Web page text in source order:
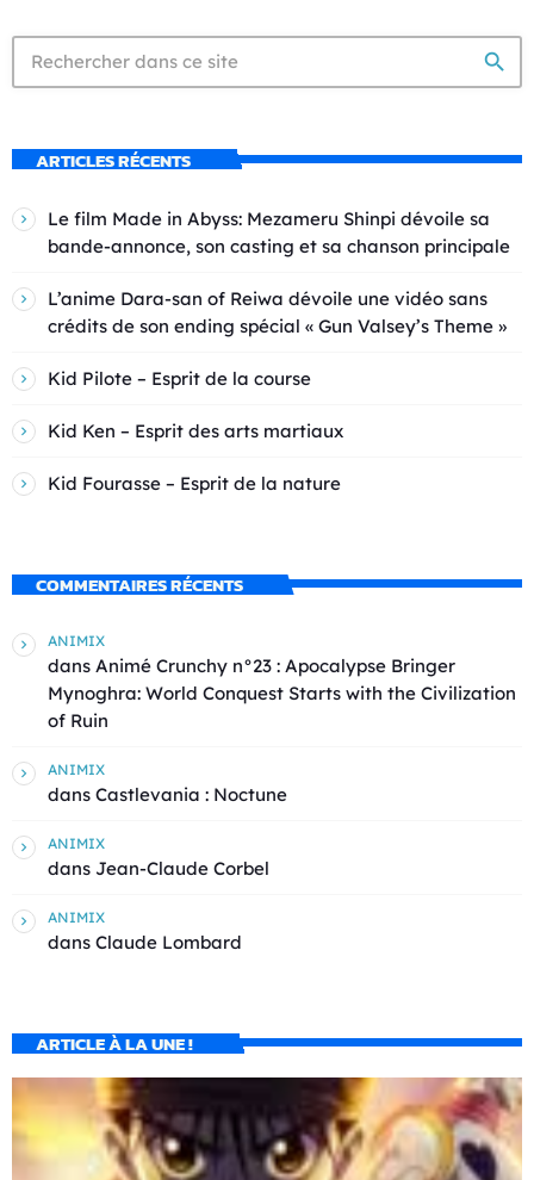
search
ARTICLES RÉCENTS
Le film Made in Abyss: Mezameru Shinpi dévoile sa
bande-annonce, son casting et sa chanson principale
L’anime Dara-san of Reiwa dévoile une vidéo sans
crédits de son ending spécial « Gun Valsey’s Theme »
Kid Pilote – Esprit de la course
Kid Ken – Esprit des arts martiaux
Kid Fourasse – Esprit de la nature
COMMENTAIRES RÉCENTS
ANIMIX
dans Animé Crunchy n°23 : Apocalypse Bringer
Mynoghra: World Conquest Starts with the Civilization
of Ruin
ANIMIX
dans Castlevania : Noctune
ANIMIX
dans Jean-Claude Corbel
ANIMIX
dans Claude Lombard
ARTICLE À LA UNE !